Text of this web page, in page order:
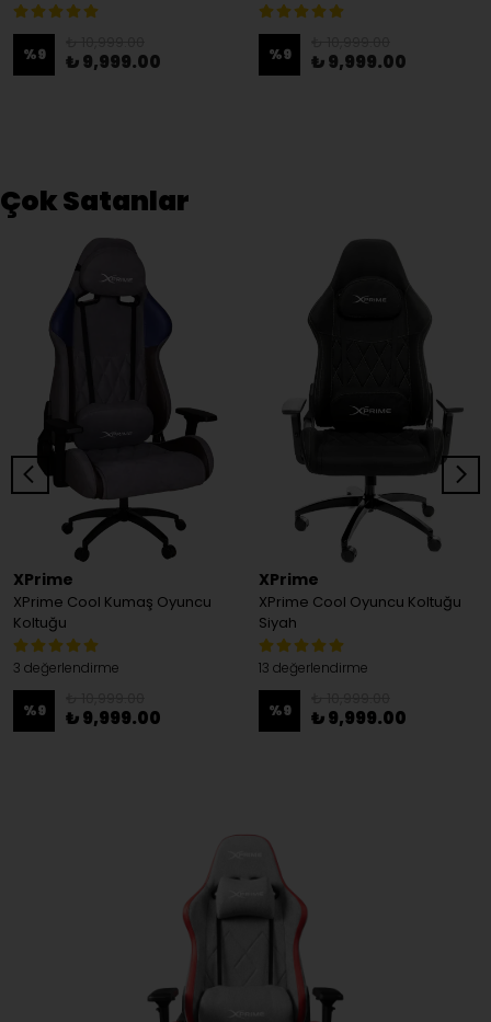
%9 ₺ 9,999.00 %9 ₺ 9,999.00
Çok Satanlar
XPrime
XPrime Cool Kumaş Oyuncu
Koltuğu
3 değerlendirme
%9 ₺ 9,999.00
XPrime
XPrime Cool Oyuncu Koltuğu
Siyah
13 değerlendirme
%9 ₺ 9,999.00